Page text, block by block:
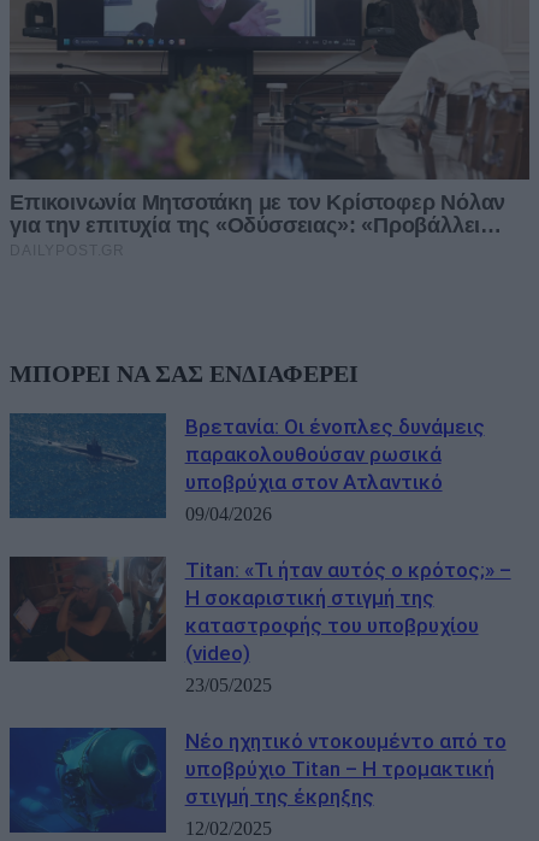
ΜΠΟΡΕΙ ΝΑ ΣΑΣ ΕΝΔΙΑΦΕΡΕΙ
Βρετανία: Οι ένοπλες δυνάμεις
παρακολουθούσαν ρωσικά
υποβρύχια στον Ατλαντικό
09/04/2026
Titan: «Τι ήταν αυτός ο κρότος;» –
Η σοκαριστική στιγμή της
καταστροφής του υποβρυχίου
(video)
23/05/2025
Νέο ηχητικό ντοκουμέντο από το
υποβρύχιο Titan – Η τρομακτική
στιγμή της έκρηξης
12/02/2025